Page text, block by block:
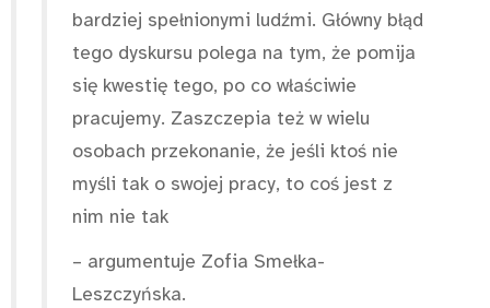
bardziej spełnionymi ludźmi. Główny błąd
tego dyskursu polega na tym, że pomija
się kwestię tego, po co właściwie
pracujemy. Zaszczepia też w wielu
osobach przekonanie, że jeśli ktoś nie
myśli tak o swojej pracy, to coś jest z
nim nie tak
– argumentuje Zofia Smełka-
Leszczyńska.